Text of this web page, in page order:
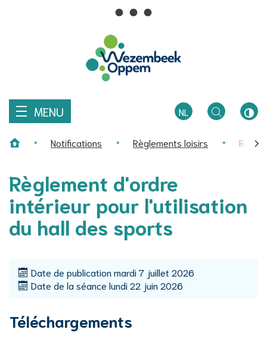
Wezembeek-
MENU
NL
ZOEKEN
la
Notifications Règlements loisirs
Règlement d'ordre
intérieur pour l'utilisation
du hall des sports
Date de publicationmardi 7 juillet 2026
Date de la séance lundi 22 juin 2026
Téléchargements